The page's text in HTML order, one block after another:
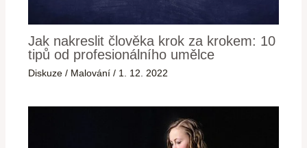
Jak nakreslit člověka krok za krokem: 10
tipů od profesionálního umělce
Diskuze / Malování / 1. 12. 2022